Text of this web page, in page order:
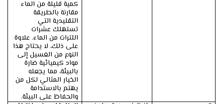
كمية قليلة من الماء
مقارنة بالطريقة
التقليدية التي
تستهلك عشرات
اللترات من الماء. علاوة
على ذلك، لا يحتاج هذا
النوع من الغسيل إلى
مواد كيميائية ضارة
بالبيئة، مما يجعله
الخيار المثالي لكل من
يهتم بالاستدامة
والحفاظ على البيئة.